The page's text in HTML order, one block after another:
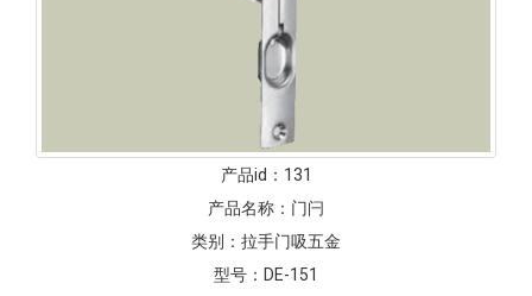
产品id： 131
产品名称： 门闩
类别： 拉手门吸五金
型号： DE-151